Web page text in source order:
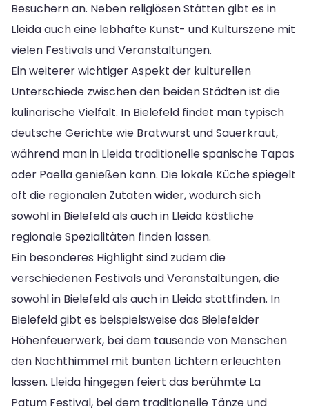
Besuchern an. Neben religiösen Stätten gibt es in
Lleida auch eine lebhafte Kunst- und Kulturszene mit
vielen Festivals und Veranstaltungen.
Ein weiterer wichtiger Aspekt der kulturellen
Unterschiede zwischen den beiden Städten ist die
kulinarische Vielfalt. In Bielefeld findet man typisch
deutsche Gerichte wie Bratwurst und Sauerkraut,
während man in Lleida traditionelle spanische Tapas
oder Paella genießen kann. Die lokale Küche spiegelt
oft die regionalen Zutaten wider, wodurch sich
sowohl in Bielefeld als auch in Lleida köstliche
regionale Spezialitäten finden lassen.
Ein besonderes Highlight sind zudem die
verschiedenen Festivals und Veranstaltungen, die
sowohl in Bielefeld als auch in Lleida stattfinden. In
Bielefeld gibt es beispielsweise das Bielefelder
Höhenfeuerwerk, bei dem tausende von Menschen
den Nachthimmel mit bunten Lichtern erleuchten
lassen. Lleida hingegen feiert das berühmte La
Patum Festival, bei dem traditionelle Tänze und